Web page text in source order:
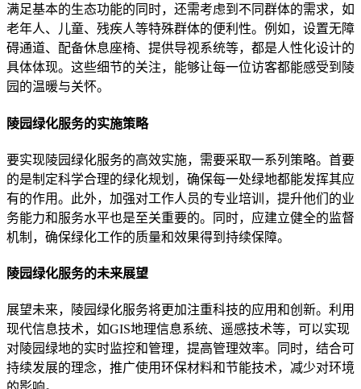
满足基本的生态功能的同时，还需考虑到不同群体的需求，如
老年人、儿童、残疾人等特殊群体的便利性。例如，设置无障
碍通道、配备休息座椅、提供导视系统等，都是人性化设计的
具体体现。这些细节的关注，能够让每一位访客都能感受到陵
园的温暖与关怀。
陵园绿化服务的实施策略
要实现陵园绿化服务的高效实施，需要采取一系列策略。首要
的是制定科学合理的绿化规划，确保每一处绿地都能发挥其应
有的作用。此外，加强对工作人员的专业培训，提升他们的业
务能力和服务水平也是至关重要的。同时，应建立健全的监督
机制，确保绿化工作的质量和效果得到持续保障。
陵园绿化服务的未来展望
展望未来，陵园绿化服务将更加注重科技的应用和创新。利用
现代信息技术，如GIS地理信息系统、遥感技术等，可以实现
对陵园绿地的实时监控和管理，提高管理效率。同时，结合可
持续发展的理念，推广使用环保材料和节能技术，减少对环境